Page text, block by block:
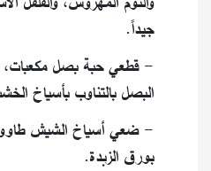
جيداً.
- قطعي حبة بصل مكعبات،
البصل بالتناوب بأسياخ
- ضعي أسياخ الشيش
بورق الزبدة.